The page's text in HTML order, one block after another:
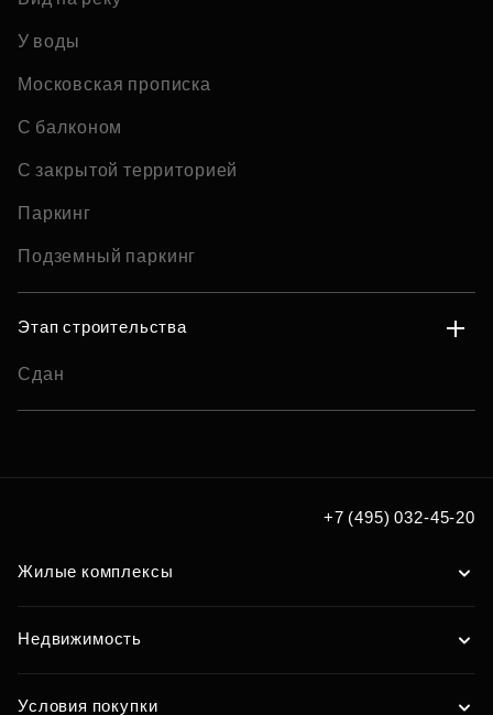
У воды
Московская прописка
С балконом
С закрытой территорией
Паркинг
Подземный паркинг
Этап строительства
Сдан
+7 (495) 032-45-20
Жилые комплексы
Недвижимость
Условия покупки